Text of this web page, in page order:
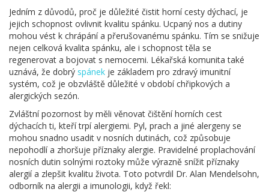
Jedním z důvodů, proč je důležité čistit horní cesty dýchací, je
jejich schopnost ovlivnit kvalitu spánku. Ucpaný nos a dutiny
mohou vést k chrápání a přerušovanému spánku. Tím se snižuje
nejen celková kvalita spánku, ale i schopnost těla se
regenerovat a bojovat s nemocemi. Lékařská komunita také
uznává, že dobrý spánek je základem pro zdravý imunitní
systém, což je obzvláště důležité v období chřipkových a
alergických sezón.
Zvláštní pozornost by měli věnovat čištění horních cest
dýchacích ti, kteří trpí alergiemi. Pyl, prach a jiné alergeny se
mohou snadno usadit v nosních dutinách, což způsobuje
nepohodlí a zhoršuje příznaky alergie. Pravidelné proplachování
nosních dutin solnými roztoky může výrazně snížit příznaky
alergií a zlepšit kvalitu života. Toto potvrdil Dr. Alan Mendelsohn,
odborník na alergii a imunologii, když řekl: